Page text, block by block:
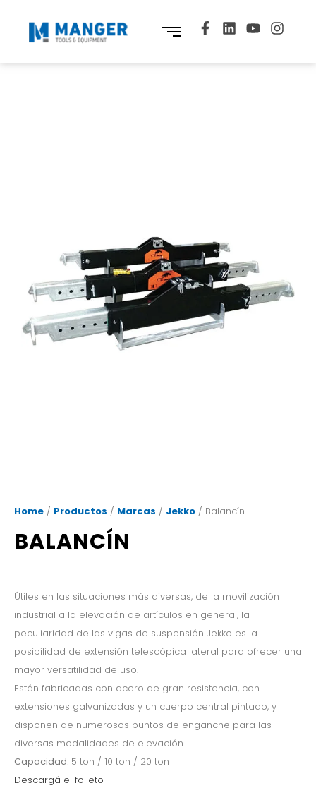
Home / Productos / Marcas / Jekko / Balancín
BALANCÍN
Útiles en las situaciones más diversas, de la movilización
industrial a la elevación de artículos en general, la
peculiaridad de las vigas de suspensión Jekko es la
posibilidad de extensión telescópica lateral para ofrecer una
mayor versatilidad de uso.
Están fabricadas con acero de gran resistencia, con
extensiones galvanizadas y un cuerpo central pintado, y
disponen de numerosos puntos de enganche para las
diversas modalidades de elevación.
Capacidad: 5 ton / 10 ton / 20 ton
Descargá el folleto